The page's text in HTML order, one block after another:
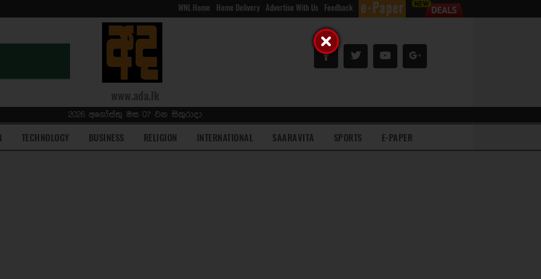
WNL Home Home Delivery Advertise With Us Feedback
www.ada.lk
2026 අගෝස්තු මස 07 වන සිකුරාදා
TECHNOLOGY BUSINESS RELIGION INTERNATIONAL SAARAVITA SPORTS E-PAPER